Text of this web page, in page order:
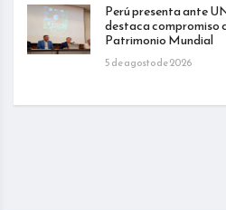
Perú presenta ante
destaca compromiso
Patrimonio Mundial
5 de agosto de 2026